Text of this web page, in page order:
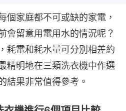
個家庭都不可或缺的家電，
會留意用電用水的情況呢？
耗電和耗水量可分別相差約
精明地在三類洗衣機中作選
結果非常值得參考。